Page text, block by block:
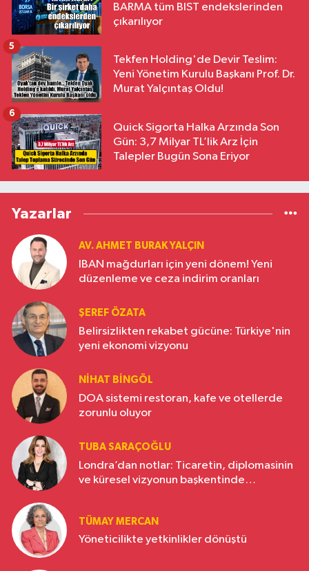
BARMA tüm BIST endekslerinden
çıkarılıyor
Tekfen Holding'de Devir Teslim:
Yeni Yönetim Kurulu Başkanı Prof. Dr.
Murat Yalçıntaş Oldu!
5
Quick Sigorta Halka Arzında Son
Gün: 3,7 Milyar TL’lik Arz İçin
Talepler Bugün Sona Eriyor
6
Yazarlar
AV. AHMET BURAK YALÇIN
IBAN mağdurları için yeni dönem! Yeni
düzenleme ve ceza indirim oranları
ŞEREF ÖZATA
Belirsizlikten rekabet gücüne: Türkiye'nin
yeni ekonomi vizyonu
NIHAT BINGÖL
DOA sistemi restoran, kafe ve otellerde
zorunlu oluyor
TUBA SARAÇOĞLU
Londra’dan notlar: Ticaretin, diplomasinin
ve küresel vizyonun başkentinde
TÜMAY MERCAN
Yöneticilikte yetkinlikler dönüştü